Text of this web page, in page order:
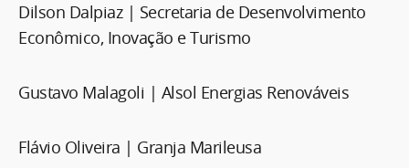
Dilson Dalpiaz | Secretaria de Desenvolvimento
Econômico, Inovação e Turismo
Gustavo Malagoli | Alsol Energias Renováveis
Flávio Oliveira | Granja Marileusa